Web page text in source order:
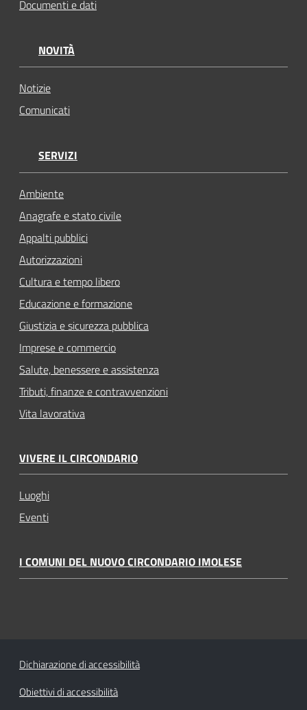
Documenti e dati
NOVITÀ
Notizie
Comunicati
SERVIZI
Ambiente
Anagrafe e stato civile
Appalti pubblici
Autorizzazioni
Cultura e tempo libero
Educazione e formazione
Giustizia e sicurezza pubblica
Imprese e commercio
Salute, benessere e assistenza
Tributi, finanze e contravvenzioni
Vita lavorativa
VIVERE IL CIRCONDARIO
Luoghi
Eventi
I COMUNI DEL NUOVO CIRCONDARIO IMOLESE
Dichiarazione di accessibilità
Obiettivi di accessibilità